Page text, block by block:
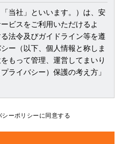
当社」といいます。）は、安
ビスをご利用いただけるよ
法令及びガイドライン等を遵
ー（以下、個人情報と称しま
もって管理、運営してまいり
ライバシー）保護の考え方」
ーポリシーに同意する